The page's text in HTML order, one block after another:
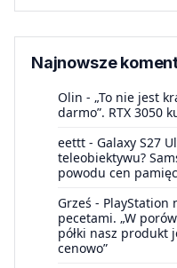
Najnowsze
Olin - „To nie jest
darmo”. RTX 3050
eettt - Galaxy S27
teleobiektywu?
powodu cen
Grześ - PlayStation
pecetami. „W
półki nasz produkt
cenowo”